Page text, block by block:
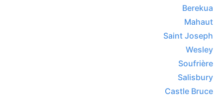
Berekua
Mahaut
Saint Joseph
Wesley
Soufrière
Salisbury
Castle Bruce